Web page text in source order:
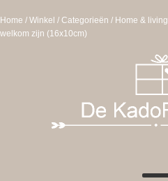
Home / Winkel / Categorieën / Home & living
welkom zijn (16x10cm)